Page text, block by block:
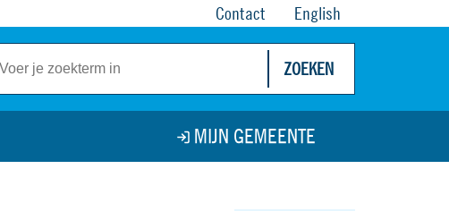
ZOEKEN
MIJN GEMEENTE
Contact English